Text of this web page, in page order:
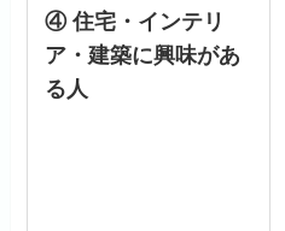
④ 住宅・インテリ
ア・建築に興味があ
る人